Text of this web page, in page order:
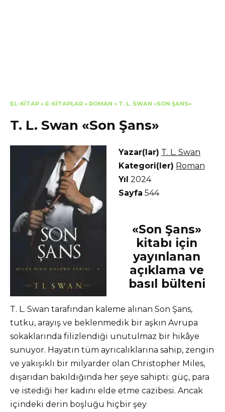
EL-KITAP » E-KITAPLAR » ROMAN » T. L. SWAN «SON ŞANS»
T. L. Swan «Son Şans»
Yazar(lar) T. L. Swan
Kategori(ler) Roman
Yıl 2024
Sayfa 544
«Son Şans»
kitabı için
yayınlanan
açıklama ve
basıl bülteni
T. L. Swan tarafından kaleme alınan Son Şans,
tutku, arayış ve beklenmedik bir aşkın Avrupa
sokaklarında filizlendiği unutulmaz bir hikâye
sunuyor. Hayatın tüm ayrıcalıklarına sahip, zengin
ve yakışıklı bir milyarder olan Christopher Miles,
dışarıdan bakıldığında her şeye sahipti: güç, para
ve istediği her kadını elde etme cazibesi. Ancak
içindeki derin boşluğu hiçbir şey